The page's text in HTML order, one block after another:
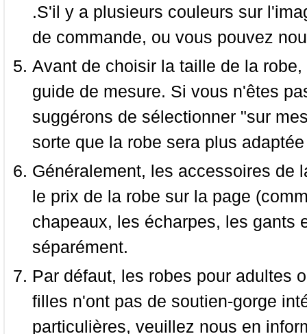
.S'il y a plusieurs couleurs sur
de commande, ou vous pouvez
Avant de choisir la taille de la
guide de mesure. Si vous n'êtes
suggérons de sélectionner "sur
sorte que la robe sera plus
Généralement, les accessoires de
le prix de la robe sur la page
chapeaux, les écharpes, les gants
séparément.
Par défaut, les robes pour adultes
filles n'ont pas de soutien-gorge
particulières, veuillez nous en